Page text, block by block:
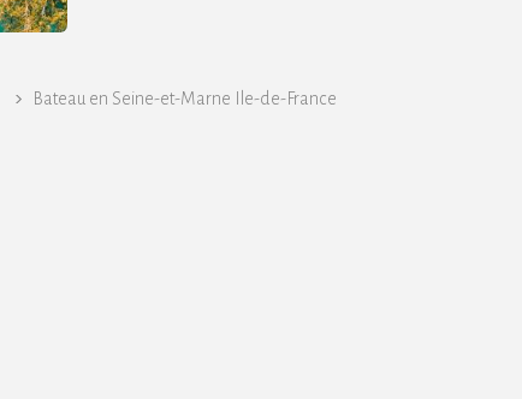
Bateau en Seine-et-Marne Ile-de-France